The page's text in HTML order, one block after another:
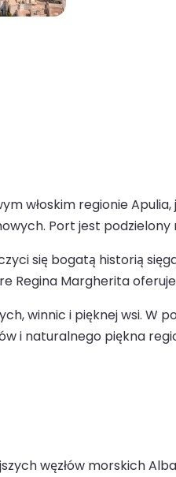
włoskim regionie
Port jest
się bogatą historią
Regina Margherita
winnic i pięknej wsi.
i naturalnego piękna
węzłów morskich